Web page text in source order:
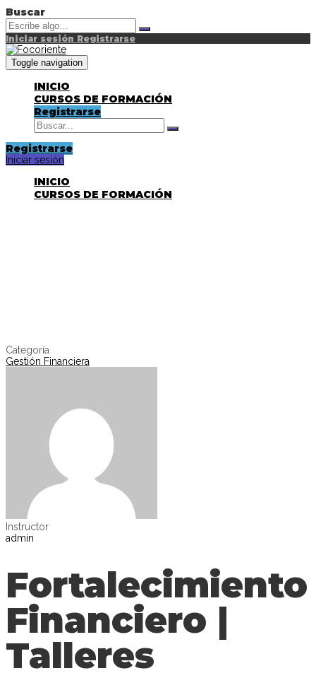
Buscar
Iniciar sesión Registrarse
Toggle navigation
INICIO
CURSOS DE FORMACIÓN
Registrarse
Registrarse
Iniciar sesión
INICIO
CURSOS DE FORMACIÓN
Categoría
Gestión Financiera
Instructor
admin
Fortalecimiento
Financiero |
Talleres